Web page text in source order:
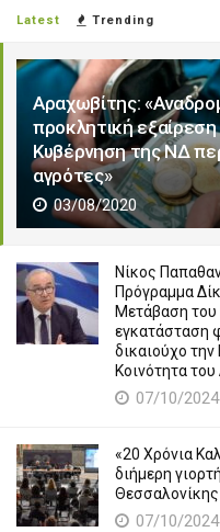
Latest Trending
Αραχωβίτης:
προκλητική
Κυβέρνηση της ΝΔ
αγρότες»
03/08/2020
Νίκος
Πρόγραμμα
Μετάβαση
εγκατάσταση
δικαιούχο την
Κοινότητα
07/10/2024
«20 Χρόνια
διήμερη
Θεσσαλονίκης
07/10/2024